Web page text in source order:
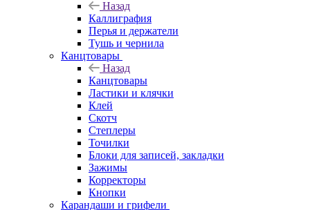
Назад
Каллиграфия
Перья и держатели
Тушь и чернила
Канцтовары
Назад
Канцтовары
Ластики и клячки
Клей
Скотч
Степлеры
Точилки
Блоки для записей, закладки
Зажимы
Корректоры
Кнопки
Карандаши и грифели